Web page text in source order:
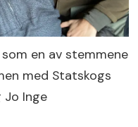
en av stemmene
med Statskogs
Jo Inge